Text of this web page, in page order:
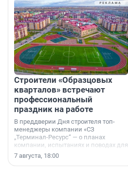
Строители «Образцовых
кварталов» встречают
профессиональный
праздник на работе
В преддверии Дня строителя топ-
менеджеры компании «СЗ
„Терминал-Ресурс“ — о планах
компании, испытаниях и поводах для
осторожного оптимизма.
7 августа, 18:00